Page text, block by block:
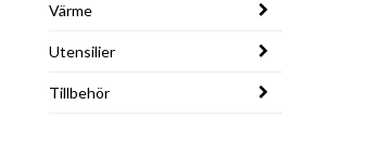
Värme
Utensilier
Tillbehör